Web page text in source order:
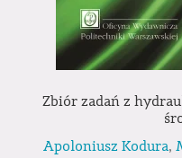
Zbiór zadań z
Apoloniusz Kodura,